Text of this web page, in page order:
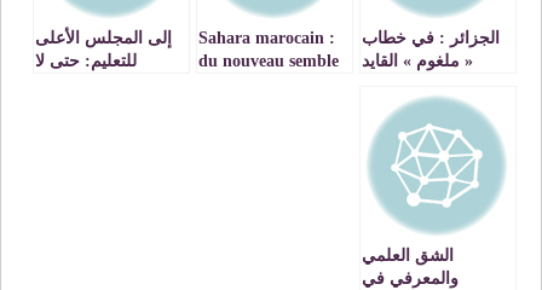
الجزائر : في خطاب
« ملغوم » القايد
« عصابة » نظام
بوتفليقة وتكسير
الحراك الشعبي
السلمي… !!
Sahara marocain :
du nouveau semble
إلى المجلس الأعلى
للتعليم: حتى لا
الشق العلمي
والمعرفي في